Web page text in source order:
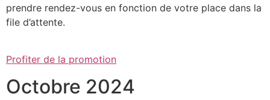
prendre rendez-vous en fonction de votre place dans la
file d’attente.
Profiter de la promotion
Octobre 2024